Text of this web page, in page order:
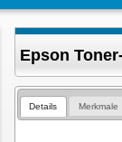
Epson
Details Merkmale